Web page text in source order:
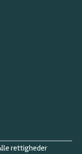
rettigheder